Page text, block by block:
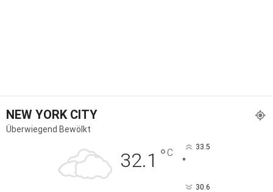
NEW YORK CITY
Überwiegend Bewölkt
32.1 °C 33.5
°
30.6